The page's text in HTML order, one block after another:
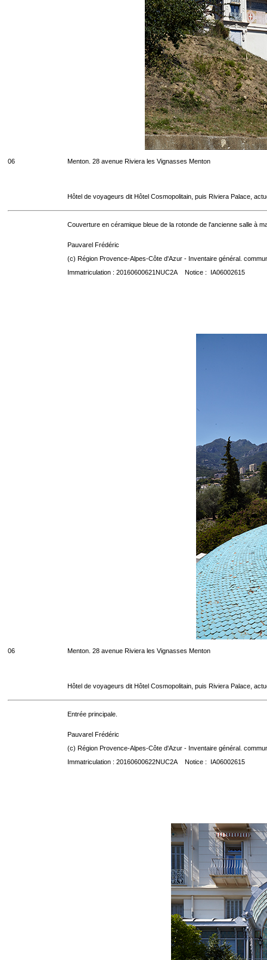
06 Menton. 28 avenue Riviera les Vignasses Menton
Hôtel de voyageurs dit Hôtel Cosmopolitain, puis Riviera Palace,
Couverture en céramique bleue de la rotonde de l'ancienne salle à
Pauvarel Frédéric
(c) Région Provence-Alpes-Côte d'Azur - Inventaire général.
Immatriculation : 20160600621NUC2A Notice : IA06002615
06 Menton. 28 avenue Riviera les Vignasses Menton
Hôtel de voyageurs dit Hôtel Cosmopolitain, puis Riviera Palace,
Entrée principale.
Pauvarel Frédéric
(c) Région Provence-Alpes-Côte d'Azur - Inventaire général.
Immatriculation : 20160600622NUC2A Notice : IA06002615